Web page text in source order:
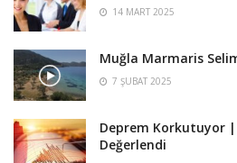
14 MART 2025
Muğla Marmaris
7 ŞUBAT 2025
Deprem Korkutuyor |
Değerlendi